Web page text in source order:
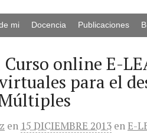
mi Docencia Publicaciones
online E-
para el
en 15 DICIEMBRE 2013 enE-